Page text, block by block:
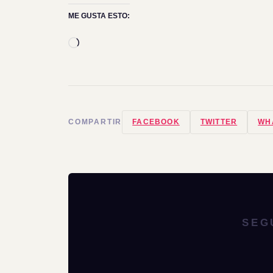
ME GUSTA ESTO:
Cargando...
COMPARTIR FACEBOOK TWITTER